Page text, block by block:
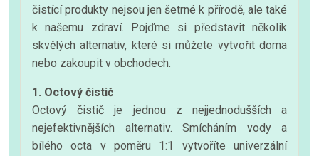
čistící produkty nejsou jen šetrné k přírodě, ale také
k našemu zdraví. Pojďme si představit několik
skvělých alternativ, které si můžete vytvořit doma
nebo zakoupit v obchodech.
1. Octový čistič
Octový čistič je jednou z nejjednodušších a
nejefektivnějších alternativ. Smícháním vody a
bílého octa v poměru 1:1 vytvoříte univerzální